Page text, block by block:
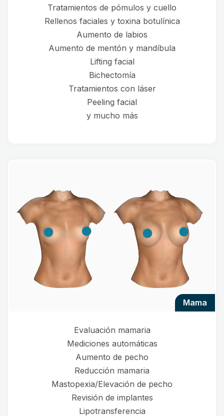
Tratamientos de pómulos y cuello
Rellenos faciales y toxina botulínica
Aumento de labios
Aumento de mentón y mandíbula
Lifting facial
Bichectomía
Tratamientos con láser
Peeling facial
y mucho más
mama
Evaluación mamaria
Mediciones automáticas
Aumento de pecho
Reducción mamaria
Mastopexia/Elevación de pecho
Revisión de implantes
Lipotransferencia